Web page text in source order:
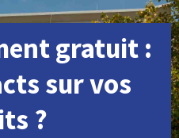
gratuit :
sur vos
?